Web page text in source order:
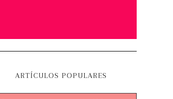
ARTÍCULOS POPULARES